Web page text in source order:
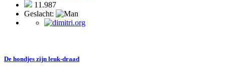
11.987
Geslacht:
De hondjes zijn leuk-draad